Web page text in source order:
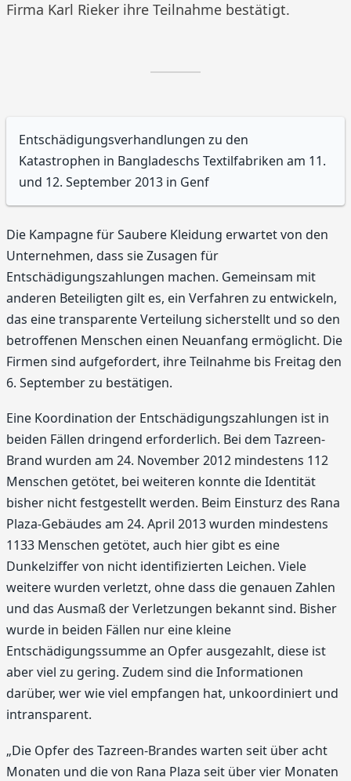
Firma Karl Rieker ihre Teilnahme bestätigt.
Entschädigungsverhandlungen zu den
Katastrophen in Bangladeschs Textilfabriken am 11.
und 12. September 2013 in Genf
Die Kampagne für Saubere Kleidung erwartet von den
Unternehmen, dass sie Zusagen für
Entschädigungszahlungen machen. Gemeinsam mit
anderen Beteiligten gilt es, ein Verfahren zu entwickeln,
das eine transparente Verteilung sicherstellt und so den
betroffenen Menschen einen Neuanfang ermöglicht. Die
Firmen sind aufgefordert, ihre Teilnahme bis Freitag den
6. September zu bestätigen.
Eine Koordination der Entschädigungszahlungen ist in
beiden Fällen dringend erforderlich. Bei dem Tazreen-
Brand wurden am 24. November 2012 mindestens 112
Menschen getötet, bei weiteren konnte die Identität
bisher nicht festgestellt werden. Beim Einsturz des Rana
Plaza-Gebäudes am 24. April 2013 wurden mindestens
1133 Menschen getötet, auch hier gibt es eine
Dunkelziffer von nicht identifizierten Leichen. Viele
weitere wurden verletzt, ohne dass die genauen Zahlen
und das Ausmaß der Verletzungen bekannt sind. Bisher
wurde in beiden Fällen nur eine kleine
Entschädigungssumme an Opfer ausgezahlt, diese ist
aber viel zu gering. Zudem sind die Informationen
darüber, wer wie viel empfangen hat, unkoordiniert und
intransparent.
„Die Opfer des Tazreen-Brandes warten seit über acht
Monaten und die von Rana Plaza seit über vier Monaten